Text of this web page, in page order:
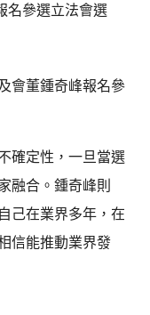
名參選立法會選
會董鍾奇峰報名參
確定性，一旦當選
融合。鍾奇峰則
己在業界多年，在
信能推動業界發